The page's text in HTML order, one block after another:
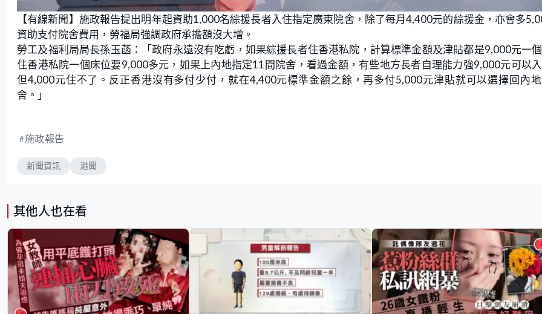
U
n
m
u
e
L
a
d
d
:
5
4
.
1
0
%
【有線新聞】施政報告提出明年起資助1,000名綜援長者入住指定廣東院舍，除了每月4,400元的綜援金，亦會多
資助支付院舍費用，勞福局強調政府承擔額沒大增。
勞工及福利局局長孫玉菡：「政府永遠沒有吃虧，如果綜援長者住香港私院，計算標準金額及津貼都是9,000元一
住香港私院一個床位要9,000多元，如果上內地指定11間院舍，看過金額，有些地方長者自理能力強9,000元可以
但4,000元住不了。反正香港沒有多付少付，就在4,400元標準金額之餘，再多付5,000元津貼就可以選擇回內
舍。」
施政報告
新聞資訊 港聞
其他人也在看